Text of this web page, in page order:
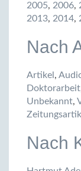
2005, 2006,
2013, 2014,
Nach
Artikel ,
Doktorarbeit
Unbekannt,
Nach